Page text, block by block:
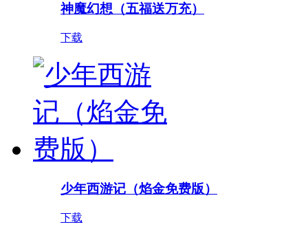
神魔幻想（五福送万充）
下载
少年西游记（焰金免费版）
下载